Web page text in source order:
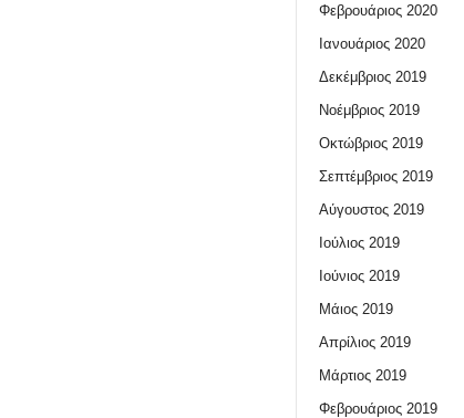
Φεβρουάριος 2020
Ιανουάριος 2020
Δεκέμβριος 2019
Νοέμβριος 2019
Οκτώβριος 2019
Σεπτέμβριος 2019
Αύγουστος 2019
Ιούλιος 2019
Ιούνιος 2019
Μάιος 2019
Απρίλιος 2019
Μάρτιος 2019
Φεβρουάριος 2019